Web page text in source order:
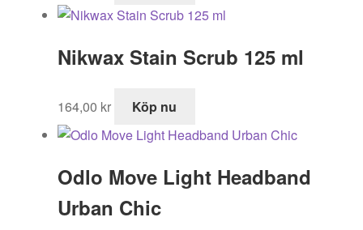
Nikwax Stain Scrub 125 ml
164,00 kr Köp nu
Odlo Move Light Headband
Urban Chic